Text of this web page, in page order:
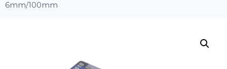
6mm/100mm